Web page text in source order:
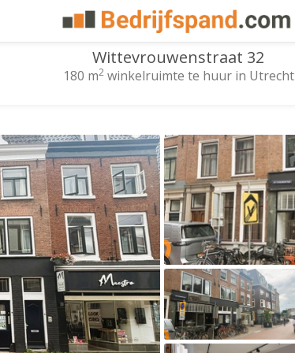
Wittevrouwenstraat 32
180 m2winkelruimte te huur in Utrecht